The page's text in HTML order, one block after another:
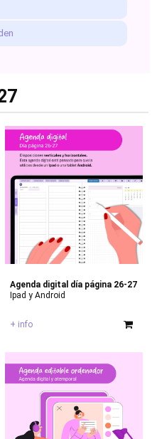
Agenda digital día página 26-27
Ipad y Android
+ info